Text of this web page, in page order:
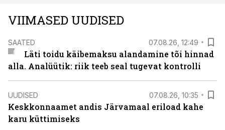
VIIMASED UUDISED
SAATED 07.08.26, 12:49
Läti toidu käibemaksu alandamine tõi hinnad
alla. Analüütik: riik teeb seal tugevat kontrolli
UUDISED 07.08.26, 10:35
Keskkonnaamet andis Järvamaal eriload kahe
karu küttimiseks